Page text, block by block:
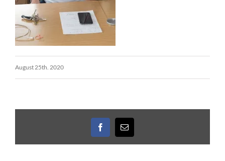
August 25th. 2020
Facebook
E-
Mail